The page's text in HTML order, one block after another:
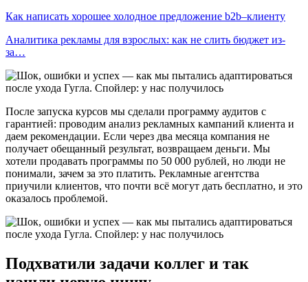
Как написать хорошее холодное предложение b2b–клиенту
Аналитика рекламы для взрослых: как не слить бюджет из-
за…
После запуска курсов мы сделали программу аудитов с
гарантией: проводим анализ рекламных кампаний клиента и
даем рекомендации. Если через два месяца компания не
получает обещанный результат, возвращаем деньги. Мы
хотели продавать программы по 50 000 рублей, но люди не
понимали, зачем за это платить. Рекламные агентства
приучили клиентов, что почти всё могут дать бесплатно, и это
оказалось проблемой.
Подхватили задачи коллег и так